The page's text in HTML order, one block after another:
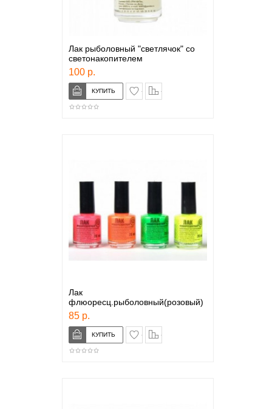
Лак рыболовный "светлячок" со
светонакопителем
100 р.
в закладки
Лак
флюоресц.рыболовный(розовый)
85 р.
в закладки